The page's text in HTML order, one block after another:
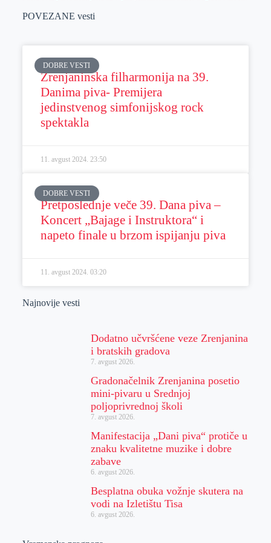
POVEZANE vesti
DOBRE VESTI
Zrenjaninska filharmonija na 39.
Danima piva- Premijera
jedinstvenog simfonijskog rock
spektakla
11. avgust 2024. 23:50
DOBRE VESTI
Pretposlednje veče 39. Dana piva –
Koncert „Bajage i Instruktora“ i
napeto finale u brzom ispijanju piva
11. avgust 2024. 03:20
Najnovije vesti
Dodatno učvršćene veze Zrenjanina
i bratskih gradova
7. avgust 2026.
Gradonačelnik Zrenjanina posetio
mini-pivaru u Srednjoj
poljoprivrednoj školi
7. avgust 2026.
Manifestacija „Dani piva“ protiče u
znaku kvalitetne muzike i dobre
zabave
6. avgust 2026.
Besplatna obuka vožnje skutera na
vodi na Izletištu Tisa
6. avgust 2026.